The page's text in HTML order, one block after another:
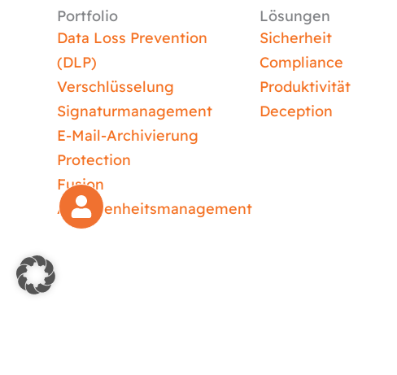
Portfolio
Data Loss Prevention
(DLP)
Verschlüsselung
Signaturmanagement
E-Mail-Archivierung
Protection
Fusion
Abwesenheitsmanagement
Lösungen
Sicherheit
Compliance
Produktivität
Deception